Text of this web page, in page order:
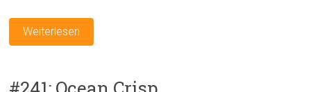
Weiterlesen